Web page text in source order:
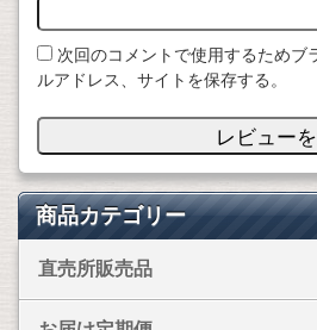
次回のコメントで使用するためブ
ルアドレス、サイトを保存する。
商品カテゴリー
直売所販売品